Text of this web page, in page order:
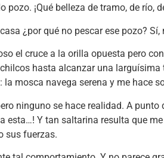
pozo. ¡Qué belleza de tramo, de río,
¿por qué no pescar ese pozo?
el cruce a la orilla opuesta pero
hasta alcanzar una
la mosca navega serena y me hace
ninguno se hace realidad. A
esta…! Y tan saltarina resulta que
sus fuerzas.